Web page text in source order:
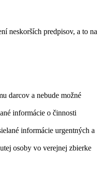
neskorších predpisov, a to na
darcov a nebude možné
informácie o činnosti
informácie urgentných a
osoby vo verejnej zbierke